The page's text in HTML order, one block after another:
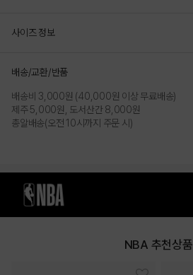
사이즈 정보
배송/교환/반품
배송비 3,000원 (40,000원 이상 무료배송)
제주 5,000원, 도서산간 8,000원
총알배송(오전 10시까지 주문 시)
NBA 추천상품